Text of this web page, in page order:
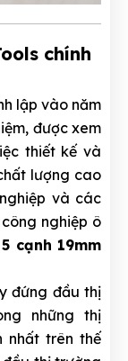
chính
lập vào năm
được xem
thiết kế và
lượng cao
và các
nghiệp ô
cạnh 19mm
đứng đầu thị
những thị
nhất trên thế